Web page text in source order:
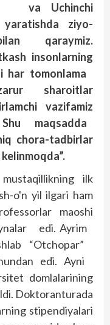
va Uchinchi
ziyo­
qaraymiz.
insonlarning
tomonlama
zarur sharoitlar
vazifamiz
maqsadda
chora-tadbirlar
mus­taqillikning ilk
o'n yil ilgari ham
maoshi
edi. Ayrim
“Otchopar”
edi. Ayni
domlalarining
Doktoranturada
stipendiyalari